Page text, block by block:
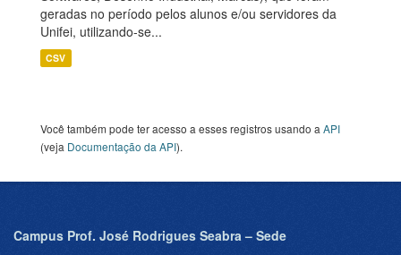
geradas no período pelos alunos e/ou servidores da
Unifei, utilizando-se...
CSV
Você também pode ter acesso a esses registros usando a API
(veja Documentação da API).
Campus Prof. José Rodrigues Seabra – Sede